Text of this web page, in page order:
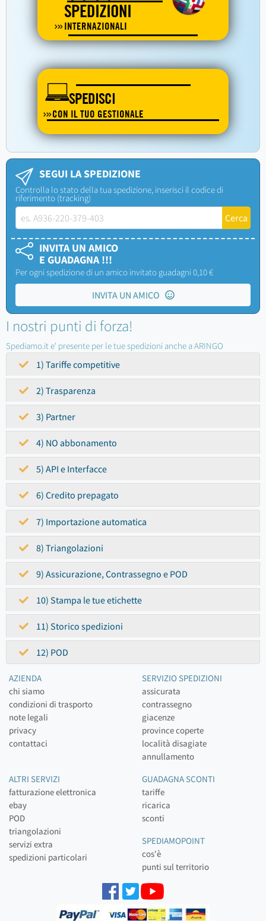
SPEDIZIONI
INTERNAZIONALI
SPEDISCI
CON IL TUO GESTIONALE
SEGUI LA SPEDIZIONE
Controlla lo stato della tua spedizione, inserisci il codice di
riferimento (tracking)
INVITA UN AMICO
E GUADAGNA !!!
Per ogni spedizione di un amico invitato guadagni 0,10 €
INVITA UN AMICO
I nostri punti di forza!
Spediamo.it e' presente per le tue spedizioni anche a ARINGO
1) Tariffe competitive
2) Trasparenza
3) Partner
4) NO abbonamento
5) API e Interfacce
6) Credito prepagato
7) Importazione automatica
8) Triangolazioni
9) Assicurazione, Contrassegno e POD
10) Stampa le tue etichette
11) Storico spedizioni
12) POD
AZIENDA
chi siamo
condizioni di trasporto
note legali
privacy
contattaci
SERVIZIO SPEDIZIONI
assicurata
contrassegno
giacenze
province coperte
località disagiate
annullamento
ALTRI SERVIZI
fatturazione elettronica
ebay
POD
triangolazioni
servizi extra
spedizioni particolari
GUADAGNA SCONTI
tariffe
ricarica
sconti
SPEDIAMOPOINT
cos'è
punti sul territorio